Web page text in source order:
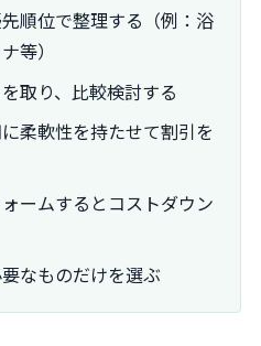
順位で整理する（例：浴
等）
取り、比較検討する
柔軟性を持たせて割引を
ームするとコストダウン
なものだけを選ぶ